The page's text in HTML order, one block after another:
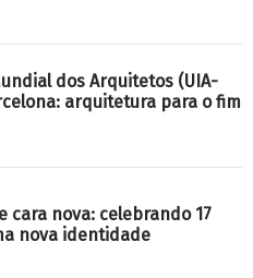
dos Arquitetos (UIA-
arquitetura para o fim
cara nova: celebrando 17
nova identidade